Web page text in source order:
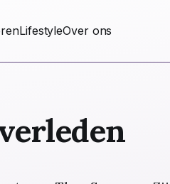
LifestyleOver ons